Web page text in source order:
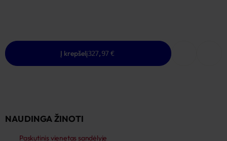
Į krepšelį327,97 €
NAUDINGA ŽINOTI
Paskutinis vienetas sandėlyje